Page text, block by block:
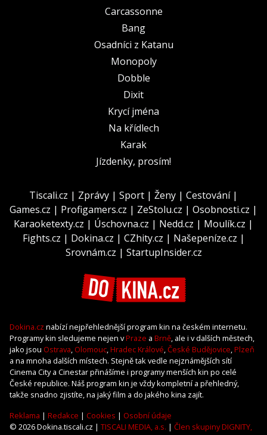
Carcassonne
Bang
Osadníci z Katanu
Monopoly
Dobble
Dixit
Krycí jména
Na křídlech
Karak
Jízdenky, prosím!
Tiscali.cz | Zprávy | Sport | Ženy | Cestování|
Games.cz | Profigamers.cz | ZeStolu.cz | Osobnosti.cz |
Karaoketexty.cz | Úschovna.cz | Nedd.cz | Moulík.cz |
Fights.cz | Dokina.cz | CZhity.cz | Našepeníze.cz |
Srovnám.cz | StartupInsider.cz
Dokina.cz nabízí nejpřehlednější program kin na českém internetu.
Programy kin sledujeme nejen vPraze a Brně, ale i v dalších městech,
jako jsou Ostrava, Olomouc,Hradec Králové,České Budějovice,Plzeň
a na mnoha dalších místech. Stejně tak vedle nejznámějších sítí
Cinema City a Cinestar přinášíme i programy menších kin po celé
České republice. Náš program kin je vždy kompletní a přehledný,
takže snadno zjistíte, na jaký film a do jakého kina zajít.
Reklama | Redakce | Cookies | Osobní údaje
© 2026 Dokina.tiscali.cz | TISCALI MEDIA, a.s. | Člen skupiny DIGNITY,